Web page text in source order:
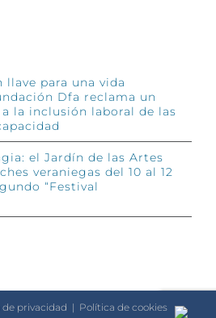
llave para una vida
Dfa reclama un
la inclusión laboral de las
el Jardín de las Artes
veraniegas del 10 al 12
“Festival
de privacidad | Política de cookies